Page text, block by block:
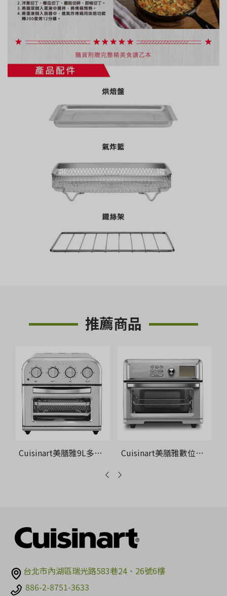
推薦商品
Cuisinart美膳雅9L多功能氣炸烤箱 Cuisinart美膳雅數位式氣炸烤箱17L
台北市內湖區瑞光路583巷24、26號6樓
886-2-8751-3633